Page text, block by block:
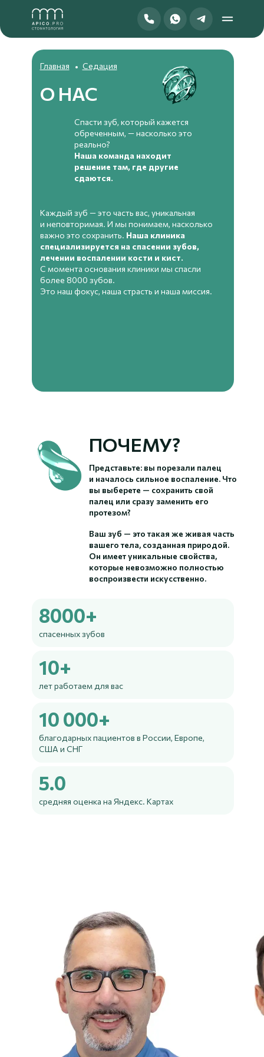
Спасти зуб, который кажется
обреченным, — насколько это
реально?
Наша команда находит
решение там, где другие
сдаются.
Каждый зуб — это часть вас, уникальная
и неповторимая. И мы понимаем, насколько
важно это сохранить. Наша клиника
специализируется на спасении зубов,
лечении воспалении кости и кист.
С момента основания клиники мы спасли
более 8000 зубов.
Это наш фокус, наша страсть и наша миссия.
Седация
Главная
О НАС
Представьте: вы порезали палец
и началось сильное воспаление. Что
вы выберете — сохранить свой
палец или сразу заменить его
протезом?
Ваш зуб — это такая же живая часть
вашего тела, созданная природой.
Он имеет уникальные свойства,
которые невозможно полностью
воспроизвести искусственно.
ПОЧЕМУ?
8000+
спасенных зубов
лет работаем для вас
10+
10 000+
благодарных пациентов в России, Европе,
США и СНГ
средняя оценка на Яндекс. Картах
5.0